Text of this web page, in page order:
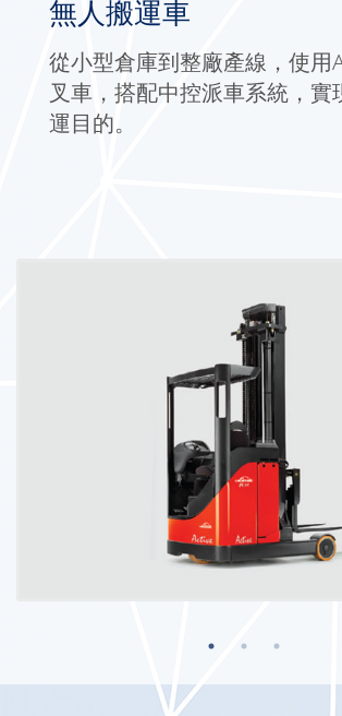
無人搬運車
從小型倉庫到整廠產線，使用
叉車，搭配中控派車系統，實
運目的。